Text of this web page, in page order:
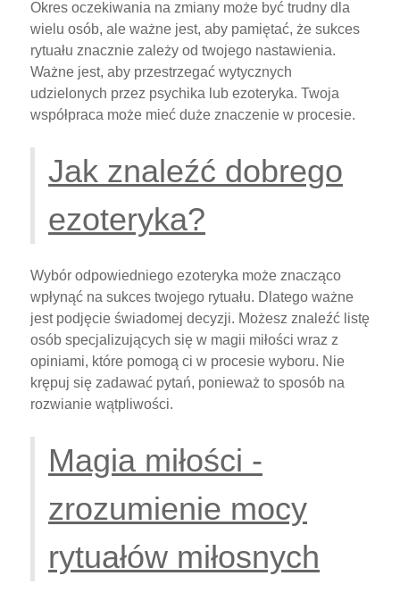
Okres oczekiwania na zmiany może być trudny dla
wielu osób, ale ważne jest, aby pamiętać, że sukces
rytuału znacznie zależy od twojego nastawienia.
Ważne jest, aby przestrzegać wytycznych
udzielonych przez psychika lub ezoteryka. Twoja
współpraca może mieć duże znaczenie w procesie.
Jak znaleźć dobrego
ezoteryka?
Wybór odpowiedniego ezoteryka może znacząco
wpłynąć na sukces twojego rytuału. Dlatego ważne
jest podjęcie świadomej decyzji. Możesz znaleźć listę
osób specjalizujących się w magii miłości wraz z
opiniami, które pomogą ci w procesie wyboru. Nie
krępuj się zadawać pytań, ponieważ to sposób na
rozwianie wątpliwości.
Magia miłości -
zrozumienie mocy
rytuałów miłosnych